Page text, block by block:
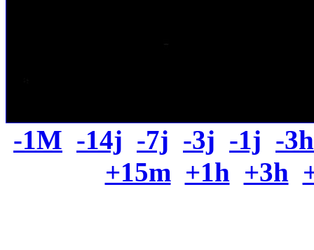
-1M -14j -7j -3j -1j -3h
+15m +1h +3h